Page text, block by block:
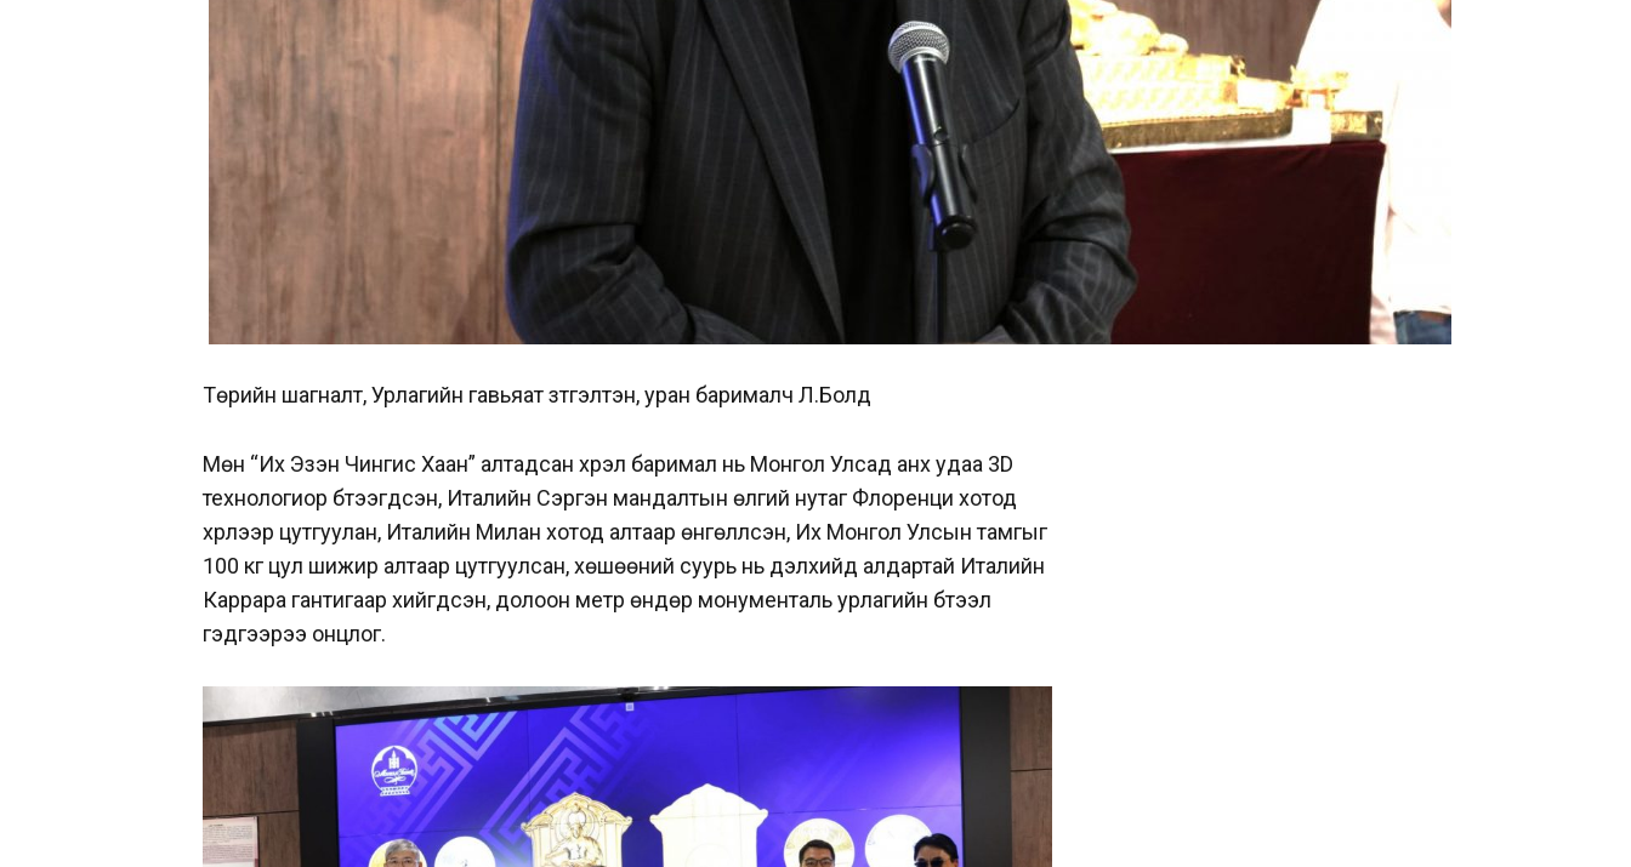
Төрийн шагналт, Урлагийн гавьяат зүтгэлтэн, уран барималч Л.Болд
Мөн “Их Эзэн Чингис Хаан” алтадсан хүрэл баримал нь Монгол Улсад анх удаа 3D
технологиор бүтээгдсэн, Италийн Сэргэн мандалтын өлгий нутаг Флоренци хотод
хүрлээр цутгуулан, Италийн Милан хотод алтаар өнгөлүүлсэн, Их Монгол Улсын тамгыг
100 кг цул шижир алтаар цутгуулсан, хөшөөний суурь нь дэлхийд алдартай Италийн
Каррара гантигаар хийгдсэн, долоон метр өндөр монументаль урлагийн бүтээл
гэдгээрээ онцлог.